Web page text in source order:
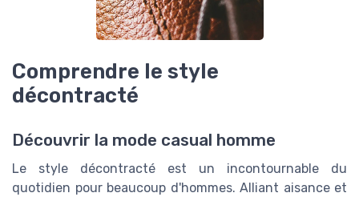
Comprendre le style
décontracté
Découvrir la mode casual homme
Le style décontracté est un incontournable du
quotidien pour beaucoup d'hommes. Alliant aisance et